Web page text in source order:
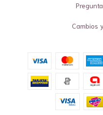
Cambios